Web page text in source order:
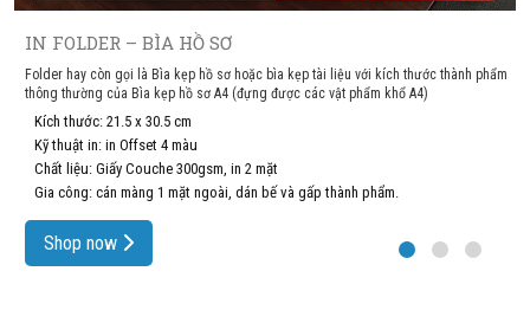
IN FOLDER – BÌA HỒ SƠ
Folder hay còn gọi là Bìa kẹp hồ sơ hoặc bìa kẹp tài liệu với kích thước thành phẩm
thông thường của Bìa kẹp hồ sơ A4 (đựng được các vật phẩm khổ A4)
Kích thước: 21.5 x 30.5 cm
Kỹ thuật in: in Offset 4 màu
Chất liệu: Giấy Couche 300gsm, in 2 mặt
Gia công: cán màng 1 mặt ngoài, dán bế và gấp thành phẩm.
Shop now